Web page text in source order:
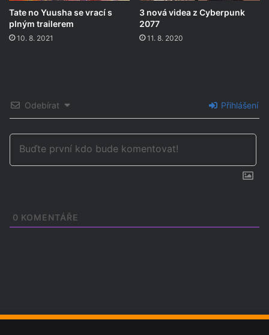
Tate no Yuusha se vrací s
plným trailerem
10. 8. 2021
3 nová videa z Cyberpunk
2077
11. 8. 2020
Odebírat Přihlášení
0 KOMENTÁŘE